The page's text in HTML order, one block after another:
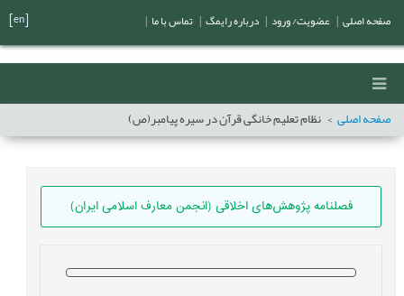
صفحه اصلی نظام تعلیم خانگی قرآن در سیره پیامبر(ص)
فصلنامه پژوهش‌های اخلاقی (انجمن معارف اسلامی ایران)
صفحه اصلی عضویت/ ورود درباره رایمگ تماس با ما